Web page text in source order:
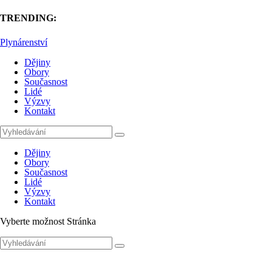
TRENDING:
Plynárenství
Dějiny
Obory
Současnost
Lidé
Výzvy
Kontakt
Dějiny
Obory
Současnost
Lidé
Výzvy
Kontakt
Vyberte možnost Stránka